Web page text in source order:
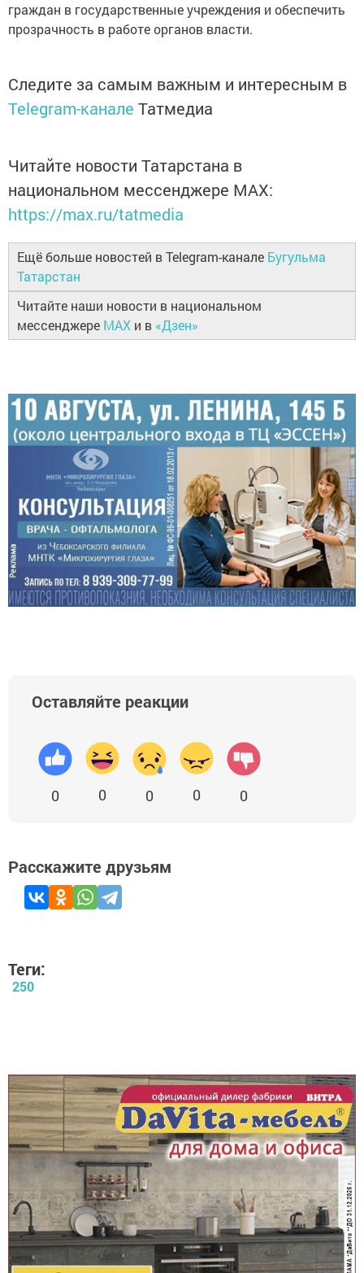
граждан в государственные учреждения и обеспечить
прозрачность в работе органов власти.
Следите за самым важным и интересным в
Telegram-канале Татмедиа
Читайте новости Татарстана в
национальном мессенджере MАХ:
https://max.ru/tatmedia
Ещё больше новостей в Telegram-канале Бугульма
Татарстан
Читайте наши новости в национальном
мессенджере MAX и в «Дзен»
Оставляйте реакции
0 0 0 0 0
Расскажите друзьям
Теги:
250